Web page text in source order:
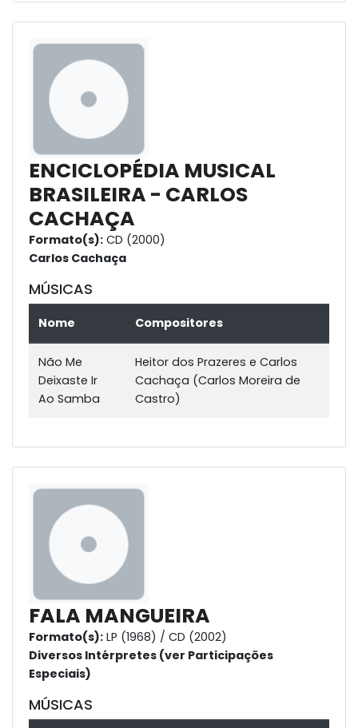
ENCICLOPÉDIA MUSICAL
BRASILEIRA - CARLOS
CACHAÇA
Formato(s): CD (2000)
Carlos Cachaça
MÚSICAS
Nome Compositores
Não Me
Deixaste Ir
Ao Samba
Heitor dos Prazeres e Carlos
Cachaça (Carlos Moreira de
Castro)
FALA MANGUEIRA
Formato(s): LP (1968) / CD (2002)
Diversos Intérpretes (ver Participações
Especiais)
MÚSICAS